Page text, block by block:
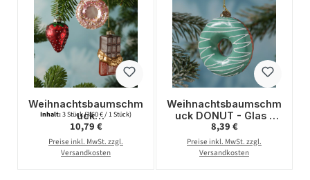
Weihnachtsbaumschm
uck
Donut/Erdbeere/Schok
olade - Glas -
Christbaumschmuck -
Inhalt:3 Stück(3,60 € / 1 Stück)
Regulärer Preis:
10,79 €
Preise inkl. MwSt. zzgl.
Versandkosten
Weihnachtsbaumschm
uck DONUT - Glas -
inkl. Aufhänger -
glänzend mit
Verzierung - H: 8,5cm
Regulärer Preis:
8,39 €
Preise inkl. MwSt. zzgl.
Versandkosten